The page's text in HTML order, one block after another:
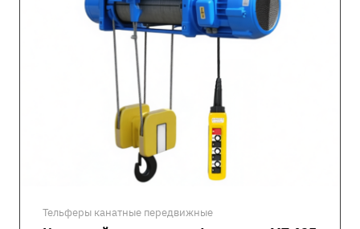
Тельферы канатные передвижные